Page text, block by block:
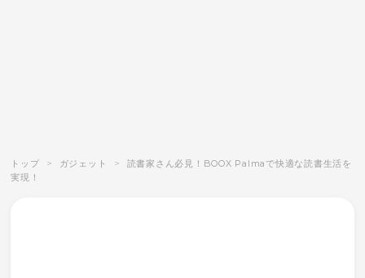
トップ > ガジェット >
読書家さん必見！BOOX Palmaで快適な読書生活を
実現！